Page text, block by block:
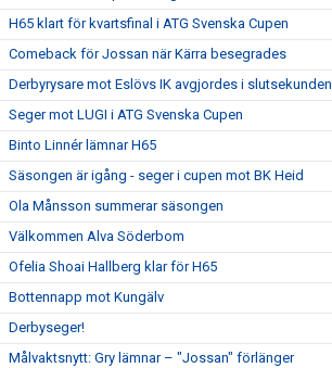
H65 klart för kvartsfinal i ATG Svenska Cupen
Comeback för Jossan när Kärra besegrades
Derbyrysare mot Eslövs IK avgjordes i slutsekunden
Seger mot LUGI i ATG Svenska Cupen
Binto Linnér lämnar H65
Säsongen är igång - seger i cupen mot BK Heid
Ola Månsson summerar säsongen
Välkommen Alva Söderbom
Ofelia Shoai Hallberg klar för H65
Bottennapp mot Kungälv
Derbyseger!
Målvaktsnytt: Gry lämnar – "Jossan" förlänger